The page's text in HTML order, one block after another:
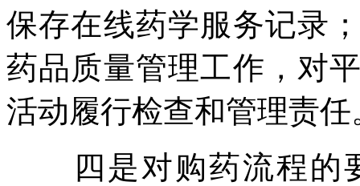
保存在线药学服务记录
药品质量管理工作，对
活动履行检查和管理责任
四是对购药流程的